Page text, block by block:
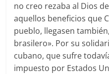
no creo rezaba al Dios
aquellos beneficios que
pueblo, llegasen
brasilero». Por su
cubano, que sufre
impuesto por Estados